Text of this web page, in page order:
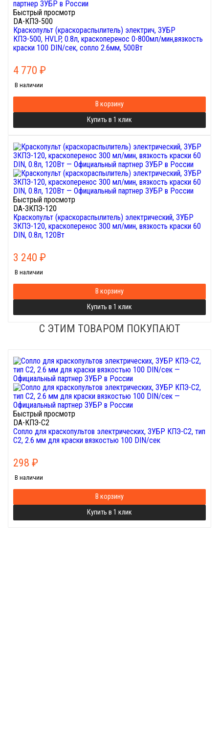
Быстрый просмотр
DA-КПЭ-500
Краскопульт (краскораспылитель) электрич, ЗУБР
КПЭ-500, HVLP, 0.8л, краскоперенос 0-800мл/мин,вязкость
краски 100 DIN/сек, сопло 2.6мм, 500Вт
4 770 ₽
В наличии
В корзину
Купить в 1 клик
Быстрый просмотр
DA-ЗКПЭ-120
Краскопульт (краскораспылитель) электрический, ЗУБР
ЗКПЭ-120, краскоперенос 300 мл/мин, вязкость краски 60
DIN, 0.8л, 120Вт
3 240 ₽
В наличии
В корзину
Купить в 1 клик
С ЭТИМ ТОВАРОМ ПОКУПАЮТ
Быстрый просмотр
DA-КПЭ-С2
Сопло для краскопультов электрических, ЗУБР КПЭ-C2, тип
С2, 2.6 мм для краски вязкостью 100 DIN/сек
298 ₽
В наличии
В корзину
Купить в 1 клик